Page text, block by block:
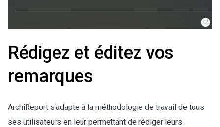
Rédigez et éditez vos
remarques
ArchiReport s’adapte à la méthodologie de travail de tous
ses utilisateurs en leur permettant de rédiger leurs